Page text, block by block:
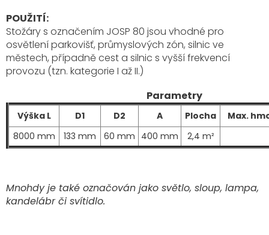
POUŽITÍ:
Stožáry s označením JOSP 80 jsou vhodné pro
osvětlení parkovišť, průmyslových zón, silnic ve
městech, případně cest a silnic s vyšší frekvencí
provozu (tzn. kategorie I až II.)
Parametry
Výška L D1 D2 A Plocha
Max.
8000 mm
133 mm 60 mm 400 mm 2,4 m²
Mnohdy je také označován jako světlo, sloup, lampa,
kandelábr či svítidlo.